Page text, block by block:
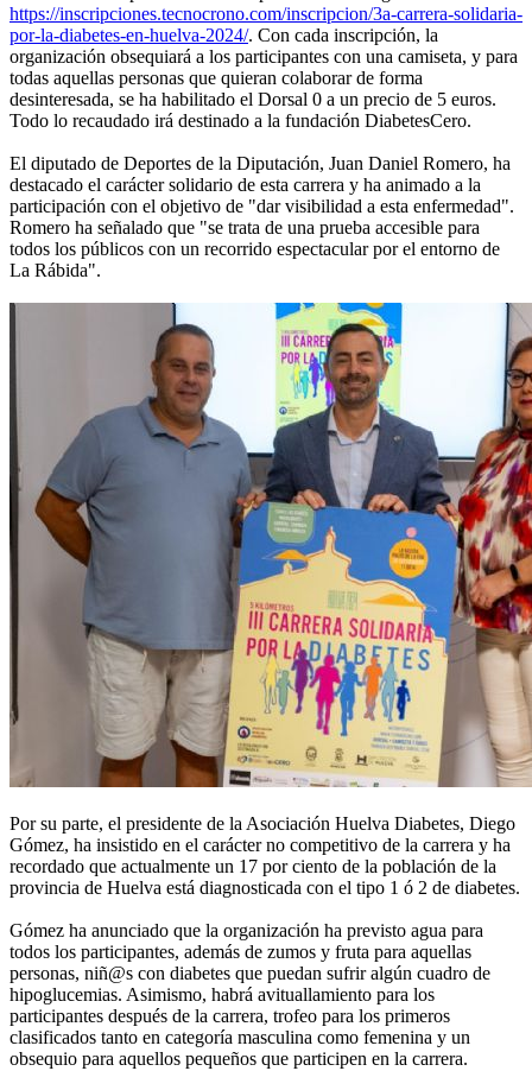
https://inscripciones.tecnocrono.com/inscripcion/3a-carrera-solidaria-
por-la-diabetes-en-huelva-2024/. Con cada inscripción, la
organización obsequiará a los participantes con una camiseta, y para
todas aquellas personas que quieran colaborar de forma
desinteresada, se ha habilitado el Dorsal 0 a un precio de 5 euros.
Todo lo recaudado irá destinado a la fundación DiabetesCero.
El diputado de Deportes de la Diputación, Juan Daniel Romero, ha
destacado el carácter solidario de esta carrera y ha animado a la
participación con el objetivo de "dar visibilidad a esta enfermedad".
Romero ha señalado que "se trata de una prueba accesible para
todos los públicos con un recorrido espectacular por el entorno de
La Rábida".
Por su parte, el presidente de la Asociación Huelva Diabetes, Diego
Gómez, ha insistido en el carácter no competitivo de la carrera y ha
recordado que actualmente un 17 por ciento de la población de la
provincia de Huelva está diagnosticada con el tipo 1 ó 2 de diabetes.
Gómez ha anunciado que la organización ha previsto agua para
todos los participantes, además de zumos y fruta para aquellas
personas, niñ@s con diabetes que puedan sufrir algún cuadro de
hipoglucemias. Asimismo, habrá avituallamiento para los
participantes después de la carrera, trofeo para los primeros
clasificados tanto en categoría masculina como femenina y un
obsequio para aquellos pequeños que participen en la carrera.